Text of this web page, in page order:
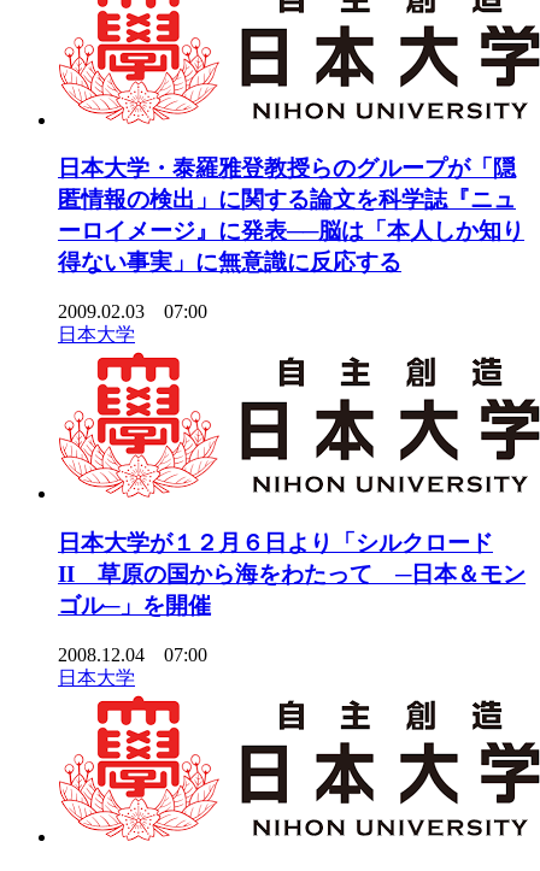
日本大学・泰羅雅登教授らのグループが「隠
匿情報の検出」に関する論文を科学誌『ニュ
ーロイメージ』に発表──脳は「本人しか知り
得ない事実」に無意識に反応する
2009.02.03 07:00
日本大学
日本大学が１２月６日より「シルクロード
II 草原の国から海をわたって ─日本＆モン
ゴル─」を開催
2008.12.04 07:00
日本大学